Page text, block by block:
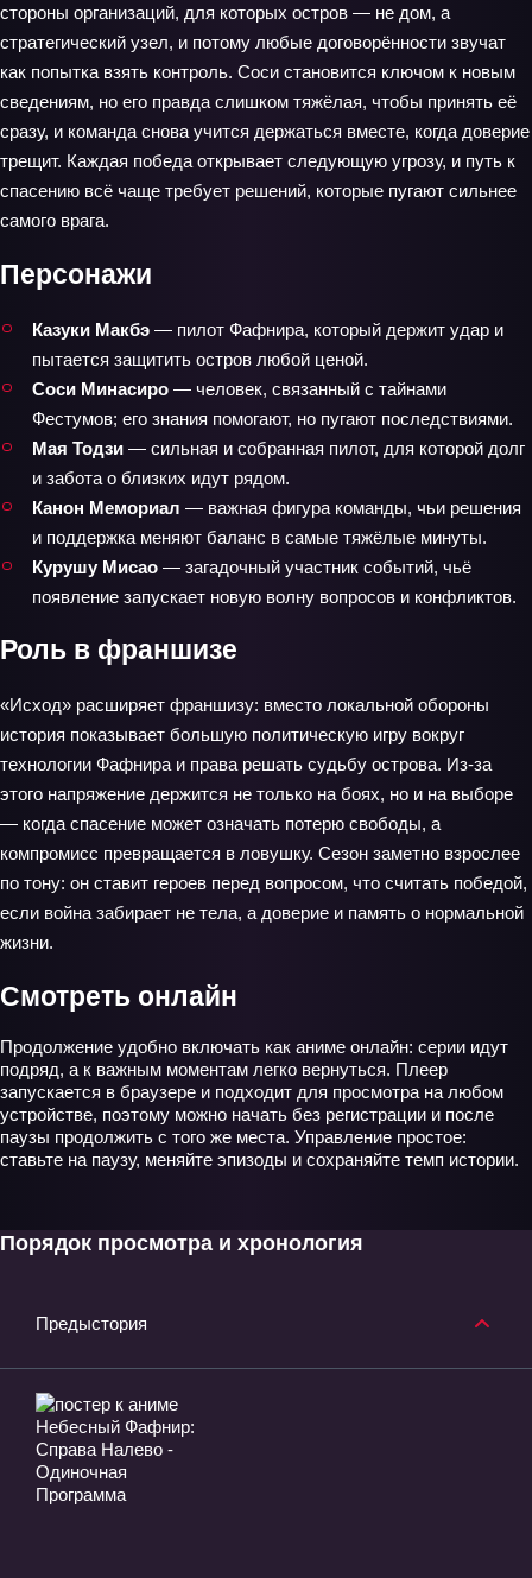
стороны организаций, для которых остров — не дом, а
стратегический узел, и потому любые договорённости звучат
как попытка взять контроль. Соси становится ключом к новым
сведениям, но его правда слишком тяжёлая, чтобы принять её
сразу, и команда снова учится держаться вместе, когда доверие
трещит. Каждая победа открывает следующую угрозу, и путь к
спасению всё чаще требует решений, которые пугают сильнее
самого врага.
Персонажи
Казуки Макбэ — пилот Фафнира, который держит удар и
пытается защитить остров любой ценой.
Соси Минасиро — человек, связанный с тайнами
Фестумов; его знания помогают, но пугают последствиями.
Мая Тодзи — сильная и собранная пилот, для которой долг
и забота о близких идут рядом.
Канон Мемориал — важная фигура команды, чьи решения
и поддержка меняют баланс в самые тяжёлые минуты.
Курушу Мисао — загадочный участник событий, чьё
появление запускает новую волну вопросов и конфликтов.
Роль в франшизе
«Исход» расширяет франшизу: вместо локальной обороны
история показывает большую политическую игру вокруг
технологии Фафнира и права решать судьбу острова. Из‑за
этого напряжение держится не только на боях, но и на выборе
— когда спасение может означать потерю свободы, а
компромисс превращается в ловушку. Сезон заметно взрослее
по тону: он ставит героев перед вопросом, что считать победой,
если война забирает не тела, а доверие и память о нормальной
жизни.
Смотреть онлайн
Продолжение удобно включать как аниме онлайн: серии идут
подряд, а к важным моментам легко вернуться. Плеер
запускается в браузере и подходит для просмотра на любом
устройстве, поэтому можно начать без регистрации и после
паузы продолжить с того же места. Управление простое:
ставьте на паузу, меняйте эпизоды и сохраняйте темп истории.
Порядок просмотра и хронология
Предыстория